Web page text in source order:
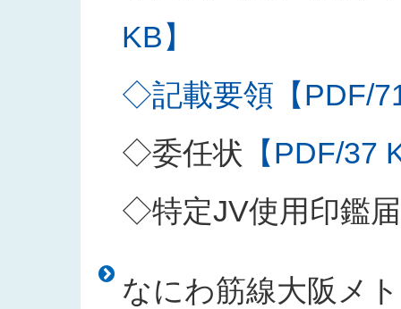
KB】
◇記載要領【PDF/
◇委任状 【PDF/37
◇特定JV使用印鑑届
なにわ筋線大阪メ